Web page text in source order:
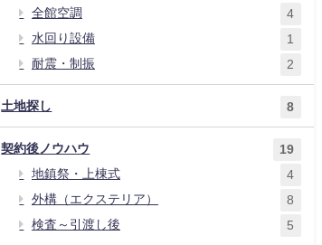
全館空調
4
水回り設備
1
耐震・制振
2
土地探し 8
契約後ノウハウ
19
地鎮祭・上棟式
4
外構（エクステリア）
8
検査～引渡し後
5